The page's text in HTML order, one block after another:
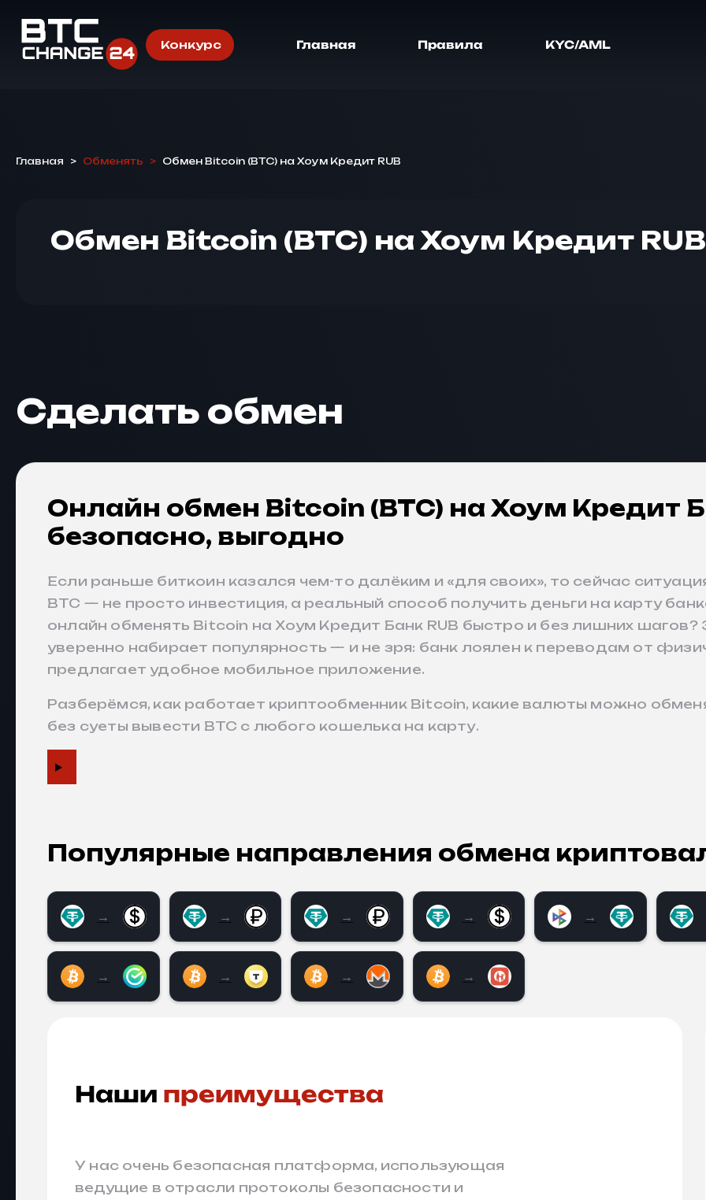
Конкурс Главная Правила KYC/AML
Главная > Обменять > Обмен Bitcoin (BTC) на Хоум Кредит RUB
Обмен Bitcoin (BTC) на Хоум Кредит RUB
Сделать обмен
Онлайн обмен Bitcoin (BTC) на Хоум Кредит
безопасно, выгодно
Если раньше биткоин казался чем-то далёким и «для своих», то сейчас
BTC — не просто инвестиция, а реальный способ получить деньги на карту
онлайн обменять Bitcoin на Хоум Кредит Банк RUB быстро и без лишних
уверенно набирает популярность — и не зря: банк лоялен к переводам от
предлагает удобное мобильное приложение.
Разберёмся, как работает криптообменник Bitcoin, какие валюты можно
без суеты вывести BTC с любого кошелька на карту.
Популярные направления обмена
→
Tether USDT TRC20 на Наличные USD в Москве
→
Tether USDT TRC20 на Наличные RUB в Москве
→
Tether USDT TRC20 на наличные RUB в Санкт-
→
Tether USDT TRC20 на наличные
→
СБП RUB на Tether
→
Bitcoin (BTC) на Сбербанк RUB
→
Bitcoin (BTC) на Тинькофф
→
Bitcoin (BTC) на Monero (XMR)
→
Bitcoin (BTC) на Kaspi (KZT)
Наши преимущества
У нас очень безопасная платформа, использующая
ведущие в отрасли протоколы безопасности и